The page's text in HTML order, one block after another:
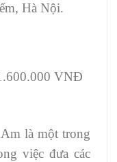
Hà Nội.
VNĐ
là một trong
việc đưa các